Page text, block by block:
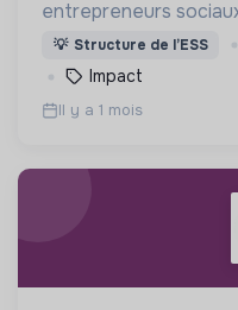
entrepreneurs
de générer un impact
pays.
💡 Structure de l’ESS
Impact
Il y a 1 mois